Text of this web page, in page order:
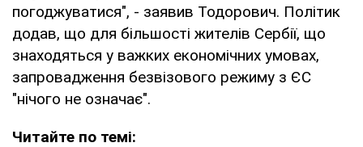
погоджуватися", - заявив Тодорович. Політик
додав, що для більшості жителів Сербії, що
знаходяться у важких економічних умовах,
запровадження безвізового режиму з ЄС
"нічого не означає".
Читайте по темі: